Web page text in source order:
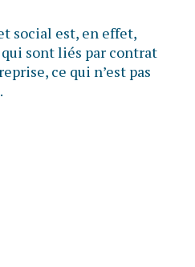
social est, en effet,
sont liés par contrat
ce qui n’est pas